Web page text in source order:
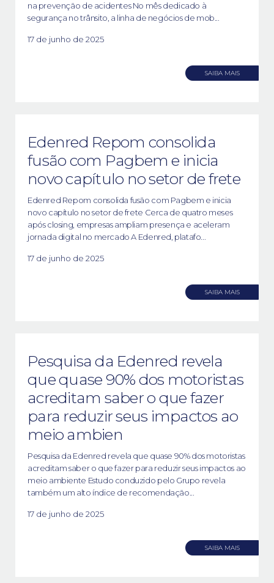
na prevenção de acidentes No mês dedicado à
segurança no trânsito, a linha de negócios de mob...
17 de junho de 2025
SAIBA MAIS
Edenred Repom consolida
fusão com Pagbem e inicia
novo capítulo no setor de frete
Edenred Repom consolida fusão com Pagbem e inicia
novo capítulo no setor de frete Cerca de quatro meses
após closing, empresas ampliam presença e aceleram
jornada digital no mercado A Edenred, platafo...
17 de junho de 2025
SAIBA MAIS
Pesquisa da Edenred revela
que quase 90% dos motoristas
acreditam saber o que fazer
para reduzir seus impactos ao
meio ambien
Pesquisa da Edenred revela que quase 90% dos motoristas
acreditam saber o que fazer para reduzir seus impactos ao
meio ambiente Estudo conduzido pelo Grupo revela
também um alto índice de recomendação...
17 de junho de 2025
SAIBA MAIS